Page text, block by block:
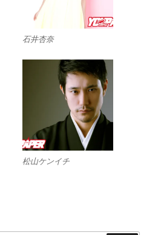
石井杏奈
松山ケンイチ